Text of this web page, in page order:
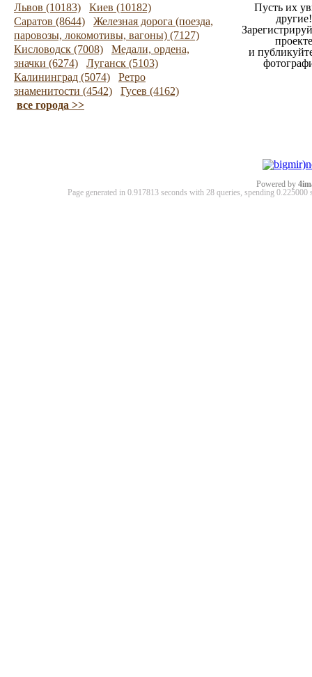
Львов (10183)
Киев (10182)
Саратов (8644)
Железная дорога (поезда,
паровозы, локомотивы, вагоны) (7127)
Кисловодск (7008)
Медали, ордена,
значки (6274)
Луганск (5103)
Калининград (5074)
Ретро
знаменитости (4542)
Гусев (4162)
все города >>
Пусть их
другие!
проекте
и
Powered by
Page generated in 0.917813 seconds with 28 queries, spending